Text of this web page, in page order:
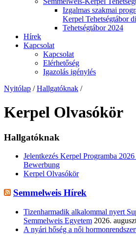
Izgalmas szakmai
Kerpel Tehetségtábor
Tehetségtábor 2024
Hírek
Kapcsolat
Kapcsolat
Elérhetőség
Igazolás igénylés
Nyitólap / Hallgatóknak /
Kerpel Olvasókör
Hallgatóknak
Jelentkezés Kerpel Programba
Bewerbung
Kerpel Olvasókör
Semmelweis Hírek
Tizenharmadik alkalommal nyert
Semmelweis Egyetem 2026.
A nyári hőség a női